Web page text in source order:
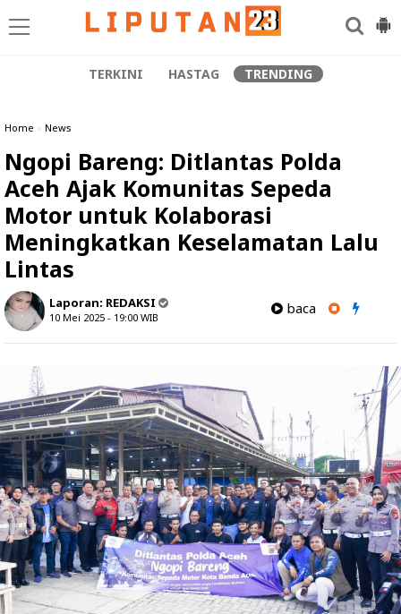
TERKINI HASTAG TRENDING
Home » News
Ngopi Bareng: Ditlantas Polda
Aceh Ajak Komunitas Sepeda
Motor untuk Kolaborasi
Meningkatkan Keselamatan Lalu
Lintas
Laporan: REDAKSI
10 Mei 2025 - 19:00 WIB
baca